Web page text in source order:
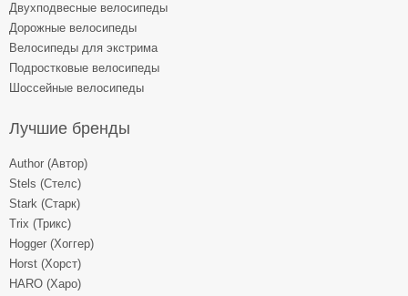
Двухподвесные велосипеды
Дорожные велосипеды
Велосипеды для экстрима
Подростковые велосипеды
Шоссейные велосипеды
Лучшие бренды
Author (Автор)
Stels (Стелс)
Stark (Старк)
Trix (Трикс)
Hogger (Хоггер)
Horst (Хорст)
HARO (Харо)